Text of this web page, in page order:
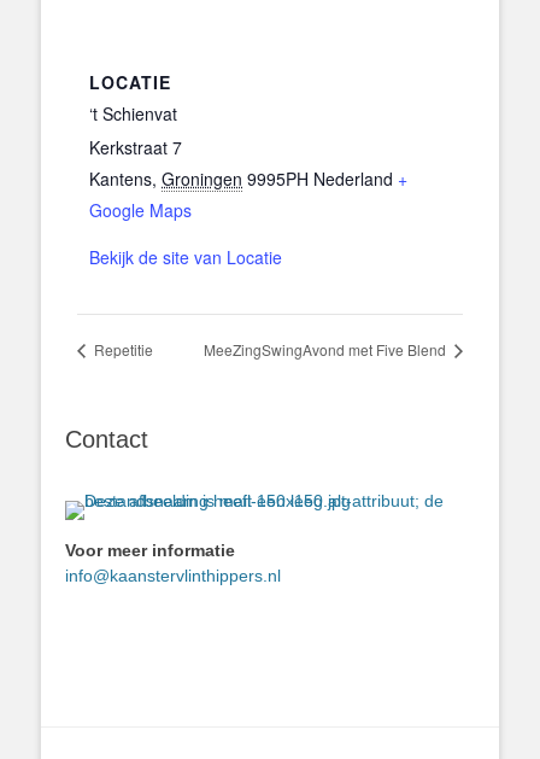
LOCATIE
‘t Schienvat
Kerkstraat 7
Kantens, Groningen 9995PH Nederland +
Google Maps
Bekijk de site van Locatie
Repetitie MeeZingSwingAvond met Five Blend
Contact
Voor meer informatie
info@kaanstervlinthippers.nl